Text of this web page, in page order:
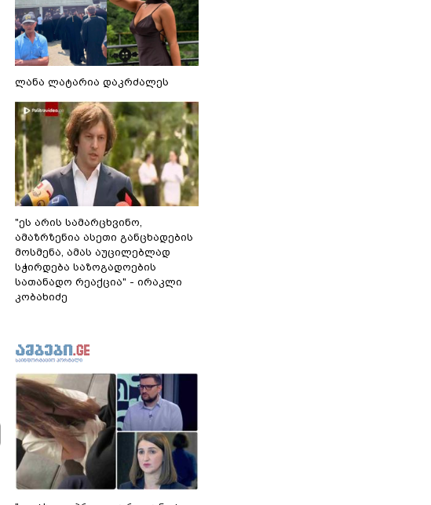
ლანა ლატარია დაკრძალეს
"ეს არის სამარცხვინო,
ამაზრზენია ასეთი განცხადების
მოსმენა, ამას აუცილებლად
სჭირდება საზოგადოების
სათანადო რეაქცია" - ირაკლი
კობახიძე